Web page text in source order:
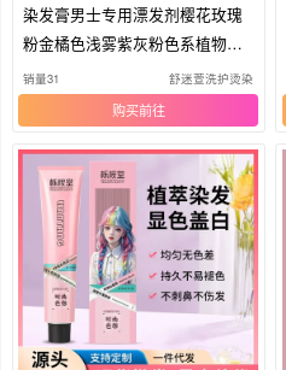
染发膏男士专用漂发剂樱花玫瑰
粉金橘色浅雾紫灰粉色系植物褪
色膏
销量31 舒迷萱洗护烫染
购买